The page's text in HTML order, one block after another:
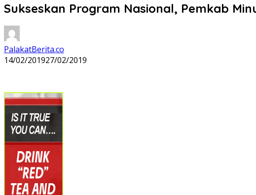
Sukseskan Program Nasional, Pemkab
PalakatBerita.co
14/02/201927/02/2019